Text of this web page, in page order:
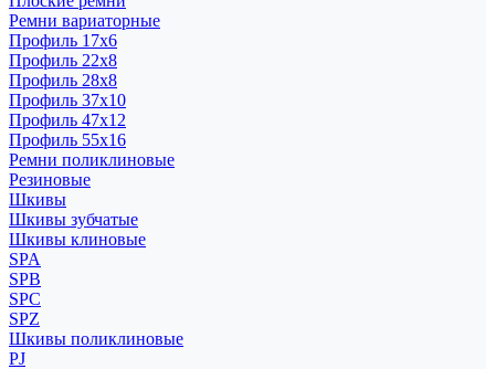
Ремни вариаторные
Профиль 17x6
Профиль 22x8
Профиль 28x8
Профиль 37x10
Профиль 47x12
Профиль 55x16
Ремни поликлиновые
Резиновые
Шкивы
Шкивы зубчатые
Шкивы клиновые
SPA
SPB
SPC
SPZ
Шкивы поликлиновые
PJ